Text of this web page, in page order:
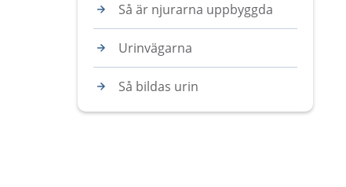
Så är njurarna uppbyggda
Urinvägarna
Så bildas urin